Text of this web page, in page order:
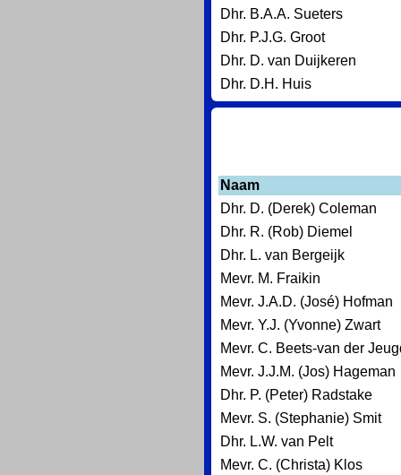
Dhr. B.A.A. Sueters
Dhr. P.J.G. Groot
Dhr. D. van Duijkeren
Dhr. D.H. Huis
Naam
Dhr. D. (Derek) Coleman
Dhr. R. (Rob) Diemel
Dhr. L. van Bergeijk
Mevr. M. Fraikin
Mevr. J.A.D. (José) Hofman
Mevr. Y.J. (Yvonne) Zwart
Mevr. C. Beets-van der
Mevr. J.J.M. (Jos) Hageman
Dhr. P. (Peter) Radstake
Mevr. S. (Stephanie) Smit
Dhr. L.W. van Pelt
Mevr. C. (Christa) Klos